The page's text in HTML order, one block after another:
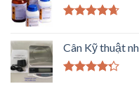
5 sao
Cân Kỹ thuật